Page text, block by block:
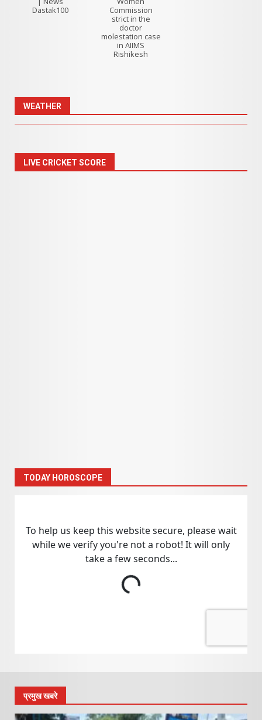
Dastak100
Commission
strict in the
doctor
molestation case
in AIIMS
Rishikesh
WEATHER
LIVE CRICKET SCORE
TODAY HOROSCOPE
प्रमुख खबरे